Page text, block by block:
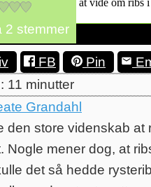
2 stemmer
FB Pin
11 minutter
minutter
Grandahl
den store videnskab
Nogle mener dog, at
det så hedde